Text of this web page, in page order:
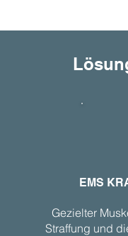
EMS
Gezielter
Straffung und